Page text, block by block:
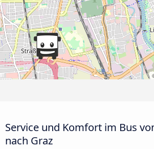
Service und Komfort im Bus
nach Graz